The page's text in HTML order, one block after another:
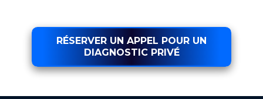
RÉSERVER UN APPEL POUR UN
DIAGNOSTIC PRIVÉ